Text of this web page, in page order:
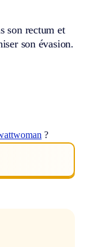
son rectum et
son évasion.
?